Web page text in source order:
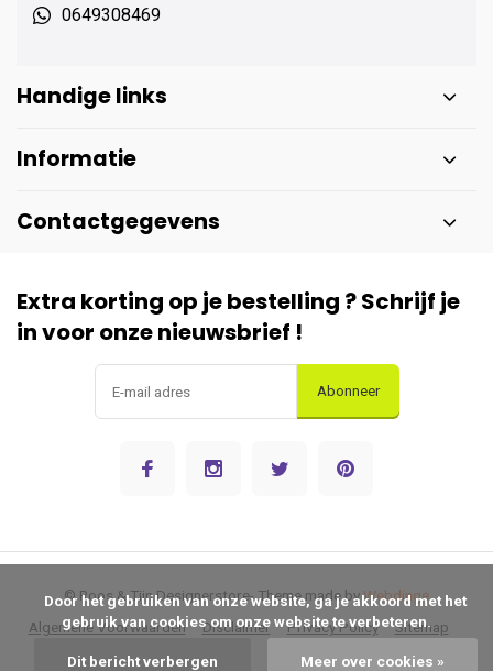
0649308469
Handige links
Informatie
Contactgegevens
Extra korting op je bestelling ? Schrijf je
in voor onze nieuwsbrief !
Abonneer
Algemene Voorwaarden Disclaimer Privacy Policy Sitemap
© Roos & Tijn Designerstore- Theme made byWebdinge
gebruik van cookies om onze website te verbeteren.
Dit bericht verbergen Meer over cookies »